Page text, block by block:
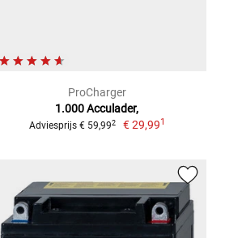
ProCharger
1.000 Acculader,
Adviesprijs € 59,992 € 29,991